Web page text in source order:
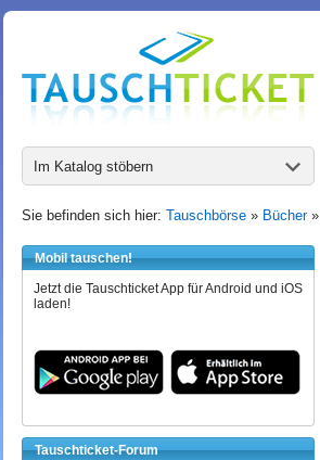
Im Katalog stöbern
Sie befinden sich hier: Tauschbörse » Bücher»
Mobil tauschen!
Jetzt die Tauschticket App für Android und iOS
laden!
Tauschticket-Forum